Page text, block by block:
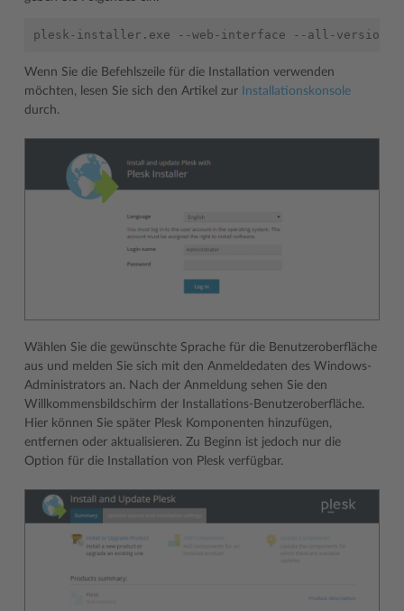
Wenn Sie die Befehlszeile für die Installation verwenden
möchten, lesen Sie sich den Artikel zur
Installationskonsole
durch.
Wählen Sie die gewünschte Sprache für die Benutzeroberfläche
aus und melden Sie sich mit den Anmeldedaten des Windows-
Administrators an. Nach der Anmeldung sehen Sie den
Willkommensbildschirm der Installations-Benutzeroberfläche.
Hier können Sie später Plesk Komponenten hinzufügen,
entfernen oder aktualisieren. Zu Beginn ist jedoch nur die
Option für die Installation von Plesk verfügbar.